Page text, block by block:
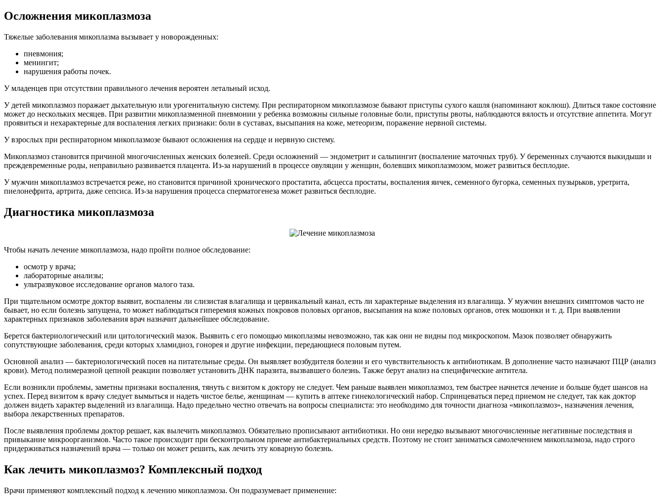
Осложнения микоплазмоза
Тяжелые заболевания микоплазма вызывает у новорожденных:
пневмония;
менингит;
нарушения работы почек.
У младенцев при отсутствии правильного лечения вероятен летальный исход.
У детей микоплазмоз поражает дыхательную или урогенитальную систему. При респираторном микоплазмозе бывают приступы сухого кашля (напоминают коклюш). Длиться такое состояние
может до нескольких месяцев. При развитии микоплазменной пневмонии у ребенка возможны сильные головные боли, приступы рвоты, наблюдаются вялость и отсутствие аппетита. Могут
проявиться и нехарактерные для воспаления легких признаки: боли в суставах, высыпания на коже, метеоризм, поражение нервной системы.
У взрослых при респираторном микоплазмозе бывают осложнения на сердце и нервную систему.
Микоплазмоз становится причиной многочисленных женских болезней. Среди осложнений — эндометрит и сальпингит (воспаление маточных труб). У беременных случаются выкидыши и
преждевременные роды, неправильно развивается плацента. Из-за нарушений в процессе овуляции у женщин, болевших микоплазмозом, может развиться бесплодие.
У мужчин микоплазмоз встречается реже, но становится причиной хронического простатита, абсцесса простаты, воспаления яичек, семенного бугорка, семенных пузырьков, уретрита,
пиелонефрита, артрита, даже сепсиса. Из-за нарушения процесса сперматогенеза может развиться бесплодие.
Диагностика микоплазмоза
Чтобы начать лечение микоплазмоза, надо пройти полное обследование:
осмотр у врача;
лабораторные анализы;
ультразвуковое исследование органов малого таза.
При тщательном осмотре доктор выявит, воспалены ли слизистая влагалища и цервикальный канал, есть ли характерные выделения из влагалища. У мужчин внешних симптомов часто не
бывает, но если болезнь запущена, то может наблюдаться гиперемия кожных покровов половых органов, высыпания на коже половых органов, отек мошонки и т. д. При выявлении
характерных признаков заболевания врач назначит дальнейшее обследование.
Берется бактериологический или цитологический мазок. Выявить с его помощью микоплазмы невозможно, так как они не видны под микроскопом. Мазок позволяет обнаружить
сопутствующие заболевания, среди которых хламидиоз, гонорея и другие инфекции, передающиеся половым путем.
Основной анализ — бактериологический посев на питательные среды. Он выявляет возбудителя болезни и его чувствительность к антибиотикам. В дополнение часто назначают ПЦР (анализ
крови). Метод полимеразной цепной реакции позволяет установить ДНК паразита, вызвавшего болезнь. Также берут анализ на специфические антитела.
Если возникли проблемы, заметны признаки воспаления, тянуть с визитом к доктору не следует. Чем раньше выявлен микоплазмоз, тем быстрее начнется лечение и больше будет шансов на
успех. Перед визитом к врачу следует вымыться и надеть чистое белье, женщинам — купить в аптеке гинекологический набор. Спринцеваться перед приемом не следует, так как доктор
должен видеть характер выделений из влагалища. Надо предельно честно отвечать на вопросы специалиста: это необходимо для точности диагноза «микоплазмоз», назначения лечения,
выбора лекарственных препаратов.
После выявления проблемы доктор решает, как вылечить микоплазмоз. Обязательно прописывают антибиотики. Но они нередко вызывают многочисленные негативные последствия и
привыкание микроорганизмов. Часто такое происходит при бесконтрольном приеме антибактериальных средств. Поэтому не стоит заниматься самолечением микоплазмоза, надо строго
придерживаться назначений врача — только он может решить, как лечить эту коварную болезнь.
Как лечить микоплазмоз? Комплексный подход
Врачи применяют комплексный подход к лечению микоплазмоза. Он подразумевает применение: